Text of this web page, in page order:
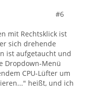
#6
mit Rechtsklick ist
sich drehende
ist aufgetaucht und
Dropdown-Menü
CPU-Lüfter um
heißt, und ich